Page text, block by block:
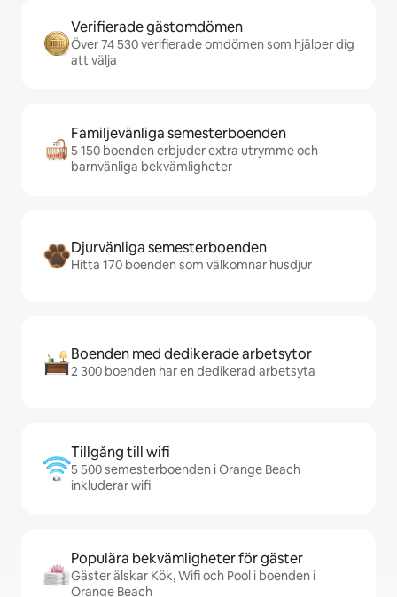
Verifierade gästomdömen
Över 74 530 verifierade omdömen som hjälper dig
att välja
Familjevänliga semesterboenden
5 150 boenden erbjuder extra utrymme och
barnvänliga bekvämligheter
Djurvänliga semesterboenden
Hitta 170 boenden som välkomnar husdjur
Boenden med dedikerade arbetsytor
2 300 boenden har en dedikerad arbetsyta
Tillgång till wifi
5 500 semesterboenden i Orange Beach
inkluderar wifi
Populära bekvämligheter för gäster
Gäster älskar Kök, Wifi och Pool i boenden i
Orange Beach